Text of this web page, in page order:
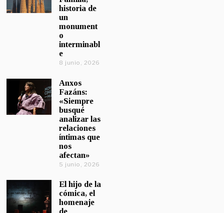
historia de
un
monument
o
interminabl
e
8 junio, 2026
Anxos
Fazáns:
«Siempre
busqué
analizar las
relaciones
íntimas que
nos
afectan»
5 junio, 2026
El hijo de la
cómica, el
homenaje